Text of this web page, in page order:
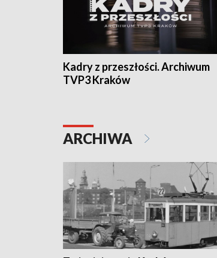
Kadry z przeszłości. Archiwum
TVP3 Kraków
ARCHIWA